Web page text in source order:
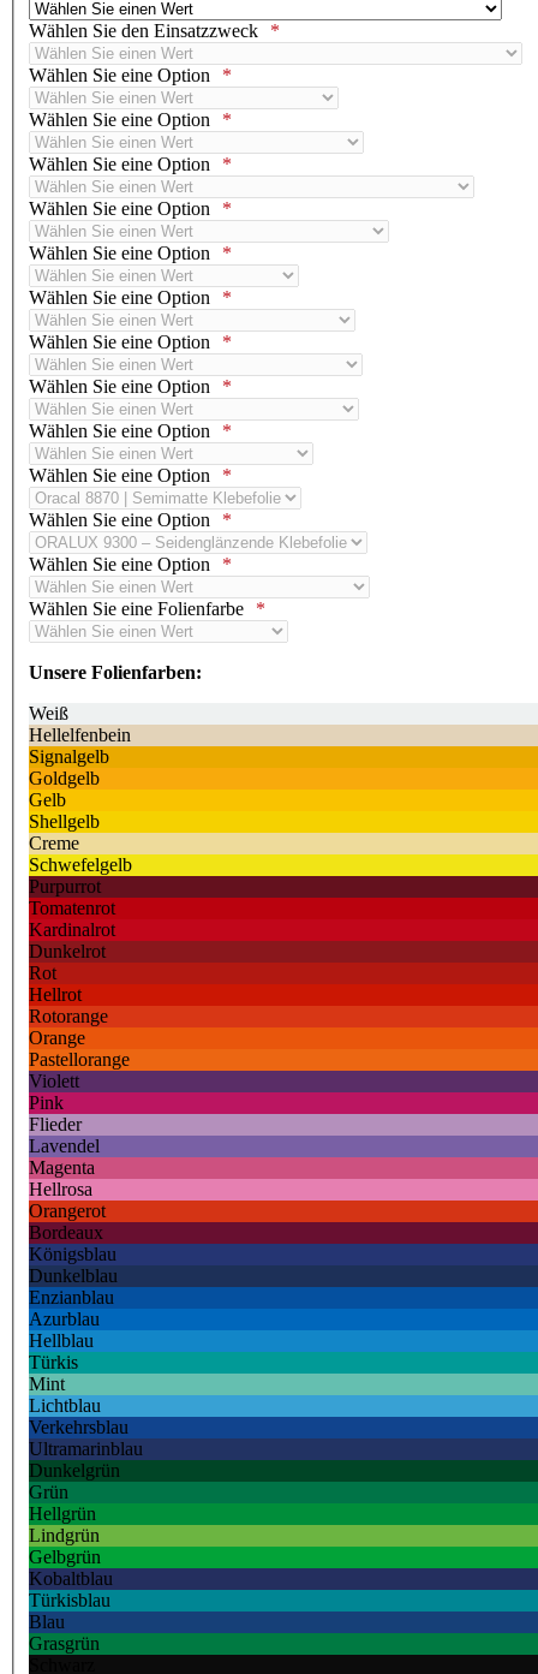
Wählen Sie den Einsatzzweck
Wählen Sie eine Option
Wählen Sie eine Option
Wählen Sie eine Option
Wählen Sie eine Option
Wählen Sie eine Option
Wählen Sie eine Option
Wählen Sie eine Option
Wählen Sie eine Option
Wählen Sie eine Option
Wählen Sie eine Option
Wählen Sie eine Option
Wählen Sie eine Option
Wählen Sie eine Folienfarbe
Unsere Folienfarben:
Weiß
Hellelfenbein
Signalgelb
Goldgelb
Gelb
Shellgelb
Creme
Schwefelgelb
Purpurrot
Tomatenrot
Kardinalrot
Dunkelrot
Rot
Hellrot
Rotorange
Orange
Pastellorange
Violett
Pink
Flieder
Lavendel
Magenta
Hellrosa
Orangerot
Bordeaux
Königsblau
Dunkelblau
Enzianblau
Azurblau
Hellblau
Türkis
Mint
Lichtblau
Verkehrsblau
Ultramarinblau
Dunkelgrün
Grün
Hellgrün
Lindgrün
Gelbgrün
Kobaltblau
Türkisblau
Blau
Grasgrün